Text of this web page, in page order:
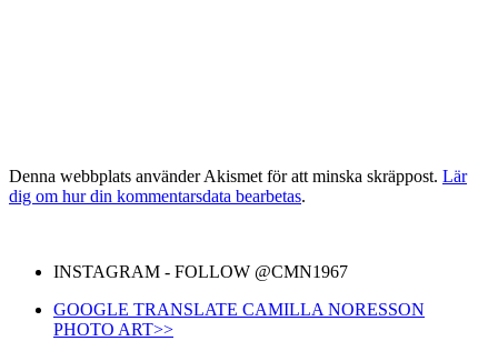
Denna webbplats använder Akismet för att minska skräppost. Lär
dig om hur din kommentarsdata bearbetas.
INSTAGRAM - FOLLOW @CMN1967
GOOGLE TRANSLATE CAMILLA NORESSON
PHOTO ART>>